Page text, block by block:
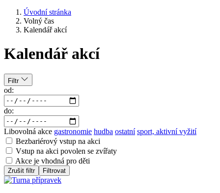
Úvodní stránka
Volný čas
Kalendář akcí
Kalendář akcí
Filtr
od:
do:
Libovolná akce gastronomie hudba ostatní sport, aktivní vyžití
Bezbariérový vstup na akci
Vstup na akci povolen se zvířaty
Akce je vhodná pro děti
Zrušit filtr Filtrovat